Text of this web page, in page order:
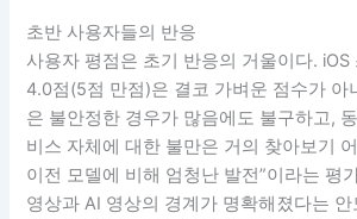
초반 사용자들의 반응
사용자 평점은 초기 반응의 거울이다. iOS
4.0점(5점 만점)은 결코 가벼운 점수가 아
은 불안정한 경우가 많음에도 불구하고,
비스 자체에 대한 불만은 거의 찾아보기
이전 모델에 비해 엄청난 발전”이라는 평
영상과 AI 영상의 경계가 명확해졌다는